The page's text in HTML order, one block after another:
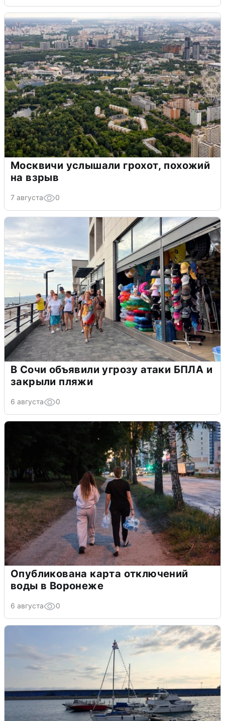
Москвичи услышали грохот, похожий
на взрыв
7 августа 0
В Сочи объявили угрозу атаки БПЛА и
закрыли пляжи
6 августа 0
Опубликована карта отключений
воды в Воронеже
6 августа 0